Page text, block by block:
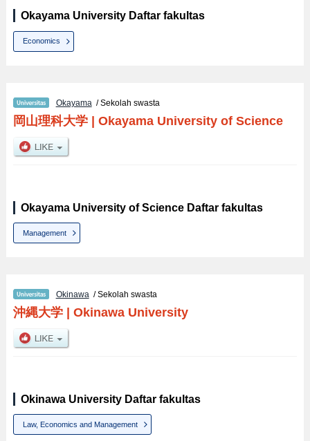
Okayama University Daftar fakultas
Economics
Okayama / Sekolah swasta
岡山理科大学| Okayama University of Science
Okayama University of Science Daftar fakultas
Management
Okinawa/ Sekolah swasta
沖縄大学| Okinawa University
Okinawa University Daftar fakultas
Law, Economics and Management